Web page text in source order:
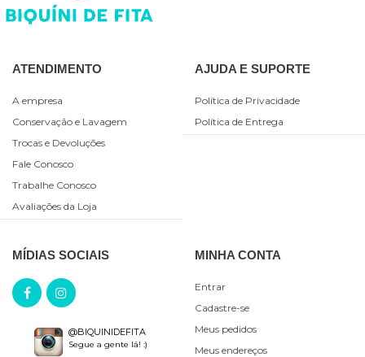
ATENDIMENTO
A empresa
Conservação e Lavagem
Trocas e Devoluções
Fale Conosco
Trabalhe Conosco
Avaliações da Loja
AJUDA E SUPORTE
Política de Privacidade
Política de Entrega
MÍDIAS SOCIAIS
@BIQUINIDEFITA
Segue a gente lá! :)
MINHA CONTA
Entrar
Cadastre-se
Meus pedidos
Meus endereços